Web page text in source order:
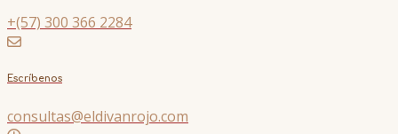
+(57) 300 366 2284
Escríbenos
consultas@eldivanrojo.com